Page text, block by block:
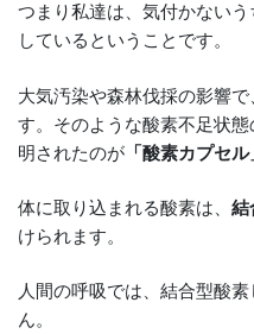
つまり私達は、気付かない
しているということです。
大気汚染や森林伐採の影響
す。そのような酸素不足状
明されたのが 「酸素カプセル
体に取り込まれる酸素は、 結
けられます。
人間の呼吸では、結合型酸
ん。